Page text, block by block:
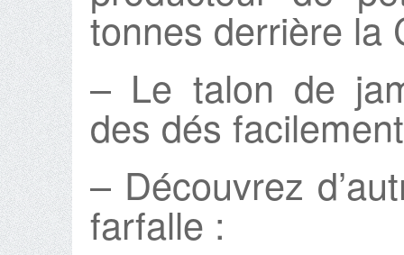
tonnes derrière la
– Le talon de
des dés
– Découvrez
farfalle :